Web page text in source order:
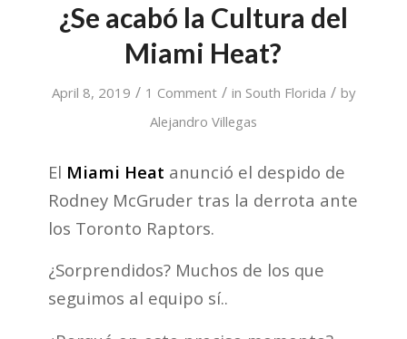
¿Se acabó la Cultura del
Miami Heat?
April 8, 2019 / 1 Comment / in South Florida / by
Alejandro Villegas
El Miami Heat anunció el despido de
Rodney McGruder tras la derrota ante
los Toronto Raptors.
¿Sorprendidos? Muchos de los que
seguimos al equipo sí..